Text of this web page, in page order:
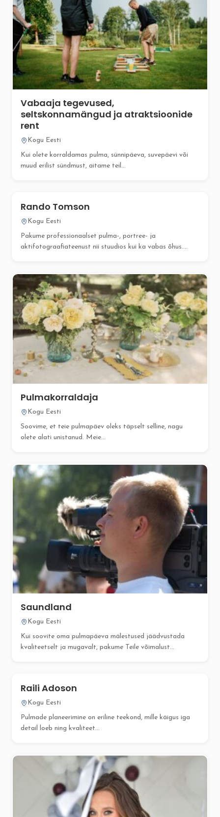
Vabaaja tegevused,
seltskonnamängud ja atraktsioonide
rent
Kogu Eesti
Kui olete korraldamas pulma, sünnipäeva, suvepäevi või
muud erilist sündmust, aitame teil...
Rando Tomson
Kogu Eesti
Pakume professionaalset pulma-, portree- ja
aktifotograafiateenust nii stuudios kui ka vabas õhus....
Pulmakorraldaja
Kogu Eesti
Soovime, et teie pulmapäev oleks täpselt selline, nagu
olete alati unistanud. Meie...
Saundland
Kogu Eesti
Kui soovite oma pulmapäeva mälestused jäädvustada
kvaliteetselt ja mugavalt, pakume Teile võimalust...
Raili Adoson
Kogu Eesti
Pulmade planeerimine on eriline teekond, mille käigus iga
detail loeb ning kvaliteet...